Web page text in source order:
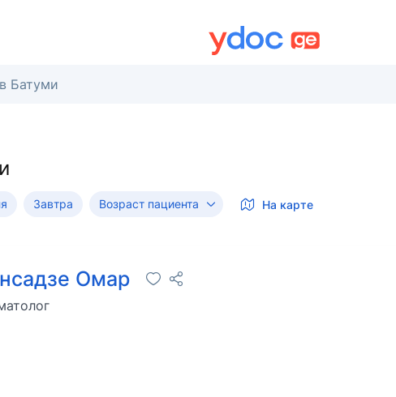
Завтра Возраст пациента На карте
Омар